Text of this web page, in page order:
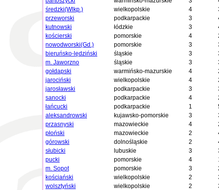
średzki(Wlkp.)
wielkopolskie 4
przeworski
podkarpackie 3
kutnowski
łódzkie 3
kościerski
pomorskie 4
nowodworski(Gd.)
pomorskie 3
bieruńsko-lędziński
śląskie 3
m. Jaworzno
śląskie 3
gołdapski
warmińsko-mazurskie 4
jarociński
wielkopolskie 4
jarosławski
podkarpackie 3
sanocki
podkarpackie 4
łańcucki
podkarpackie 1
aleksandrowski
kujawsko-pomorskie 3
przasnyski
mazowieckie 4
płoński
mazowieckie 2
górowski
dolnośląskie 2
słubicki
lubuskie 3
pucki
pomorskie 4
m. Sopot
pomorskie 3
kościański
wielkopolskie 2
wolsztyński
wielkopolskie 2